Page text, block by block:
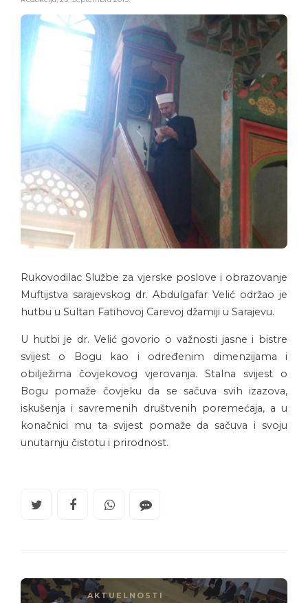
Rukovodilac Službe za vjerske poslove i obrazovanje
Muftijstva sarajevskog dr. Abdulgafar Velić održao je
hutbu u Sultan Fatihovoj Carevoj džamiji u Sarajevu.
U hutbi je dr. Velić govorio o važnosti jasne i bistre
svijest o Bogu kao i određenim dimenzijama i
obilježima čovjekovog vjerovanja. Stalna svijest o
Bogu pomaže čovjeku da se sačuva svih izazova,
iskušenja i savremenih društvenih poremećaja, a u
konačnici mu ta svijest pomaže da sačuva i svoju
unutarnju čistotu i prirodnost.
AKTUELNOSTI